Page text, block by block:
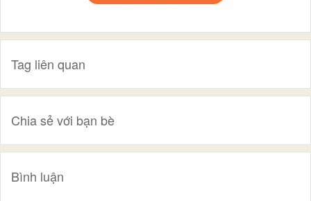
Tag liên quan
Chia sẻ với bạn bè
Bình luận